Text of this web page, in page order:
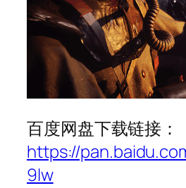
百度网盘下载链接：
https://
9lw